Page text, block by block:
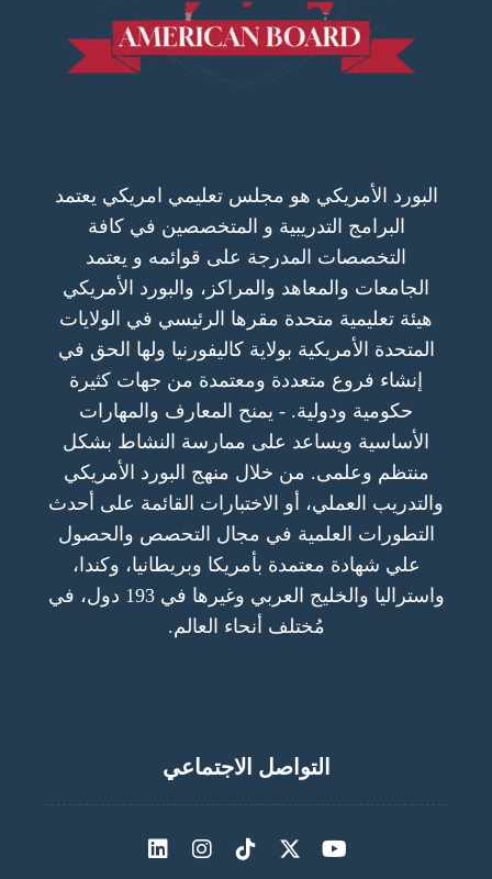
البورد الأمريكي هو مجلس تعليمي امريكي يعتمد
البرامج التدريبية و المتخصصين في كافة
التخصصات المدرجة على قوائمه و يعتمد
الجامعات والمعاهد والمراكز، والبورد الأمريكي
هيئة تعليمية متحدة مقرها الرئيسي في الولايات
المتحدة الأمريكية بولاية كاليفورنيا ولها الحق في
إنشاء فروع متعددة ومعتمدة من جهات كثيرة
حكومية ودولية. - يمنح المعارف والمهارات
الأساسية ويساعد على ممارسة النشاط بشكل
منتظم وعلمى. من خلال منهج البورد الأمريكي
والتدريب العملي، أو الاختبارات القائمة على أحدث
التطورات العلمية في مجال التحصص والحصول
علي شهادة معتمدة بأمريكا وبريطانيا، وكندا،
واستراليا والخليج العربي وغيرها في 193 دول، في
مُختلف أنحاء العالم.
التواصل الاجتماعي